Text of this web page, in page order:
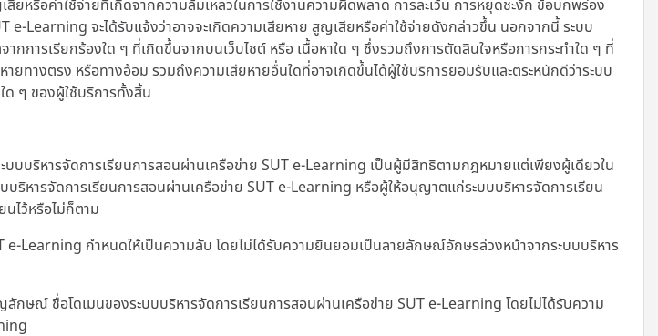
ยหรือค่าใช้จ่ายที่เกิดจากความล้มเหลวในการใช้งานความผิดพลาด การละเว้น การหยุดชะงัก ข้อบกพร่อง
Learning จะได้รับแจ้งว่าอาจจะเกิดความเสียหาย สูญเสียหรือค่าใช้จ่ายดังกล่าวขึ้น นอกจากนี้ระบบ
กการเรียกร้องใด ๆ ที่เกิดขึ้นจากบนเว็บไซต์ หรือ เนื้อหาใด ๆ ซึ่งรวมถึงการตัดสินใจหรือการกระทำใด ๆ ที่
ายทางตรง หรือทางอ้อม รวมถึงความเสียหายอื่นใดที่อาจเกิดขึ้นได้ผู้ใช้บริการยอมรับและตระหนักดีว่าระบบ
ด ๆ ของผู้ใช้บริการทั้งสิ้น
บริหารจัดการเรียนการสอนผ่านเครือข่าย SUT e-Learning เป็นผู้มีสิทธิตามกฎหมายแต่เพียงผู้เดียวใน
ารจัดการเรียนการสอนผ่านเครือข่าย SUT e-Learning หรือผู้ให้อนุญาตแก่ระบบบริหารจัดการเรียน
ไว้หรือไม่ก็ตาม
Learning กำหนดให้เป็นความลับ โดยไม่ได้รับความยินยอมเป็นลายลักษณ์อักษรล่วงหน้าจากระบบบริหาร
กษณ์ ชื่อโดเมนของระบบบริหารจัดการเรียนการสอนผ่านเครือข่าย SUT e-Learning โดยไม่ได้รับความ